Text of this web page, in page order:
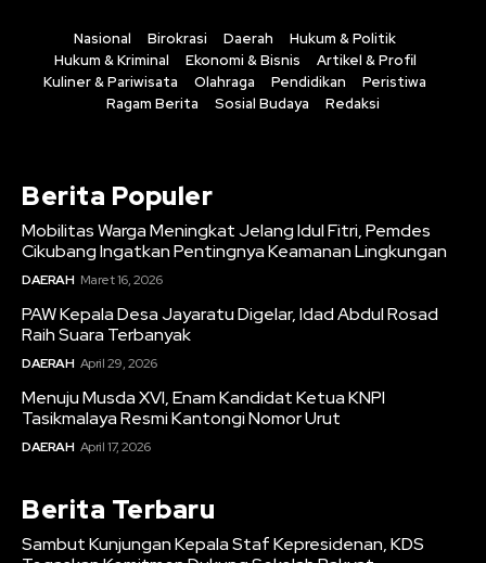
Nasional Birokrasi Daerah
Hukum & Politik
Hukum & Kriminal
Ekonomi & Bisnis
Artikel & Profil
Kuliner & Pariwisata
Olahraga Pendidikan
Peristiwa
Ragam Berita
Sosial Budaya Redaksi
Berita Populer
Mobilitas Warga Meningkat Jelang Idul Fitri, Pemdes
Cikubang Ingatkan Pentingnya Keamanan Lingkungan
DAERAH Maret 16, 2026
PAW Kepala Desa Jayaratu Digelar, Idad Abdul Rosad
Raih Suara Terbanyak
DAERAH April 29, 2026
Menuju Musda XVI, Enam Kandidat Ketua KNPI
Tasikmalaya Resmi Kantongi Nomor Urut
DAERAH April 17, 2026
Berita Terbaru
Sambut Kunjungan Kepala Staf Kepresidenan, KDS